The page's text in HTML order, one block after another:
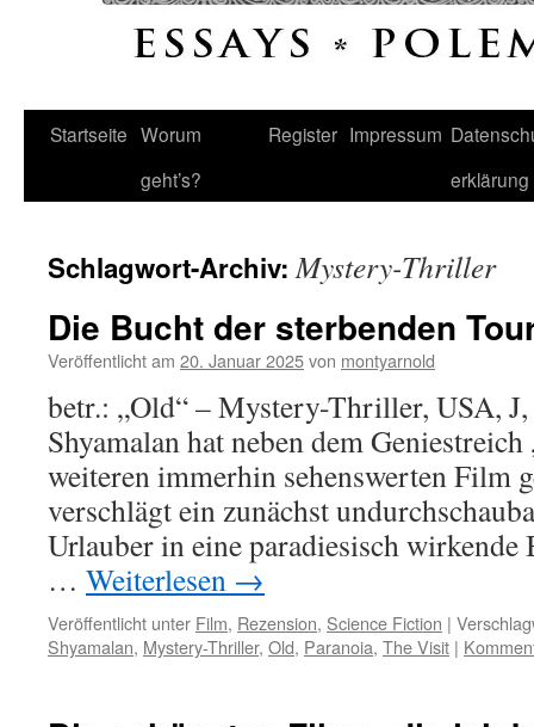
Startseite Worum
geht’s?
Register Impressum
erklärung
Schlagwort-Archiv:Mystery-Thriller
Die Bucht der sterbenden
Veröffentlicht am 20. Januar 2025von montyarnold
betr.: „Old“ – Mystery-Thriller, USA,
Shyamalan hat neben dem
weiteren immerhin sehenswerten Film
verschlägt ein zunächst
Urlauber in eine paradiesisch wirkende
… Weiterlesen →
Veröffentlicht unter Film, Rezension, Science Fiction |
Shyamalan, Mystery-Thriller, Old, Paranoia, The Visit |